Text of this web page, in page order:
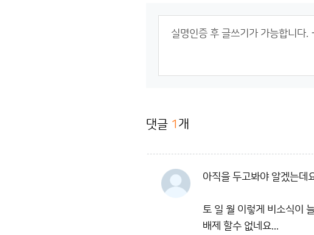
댓글 1 개
아직을 두고봐야 알겠는데
토 일 월 이렇게 비소식이
배제 할수 없네요...